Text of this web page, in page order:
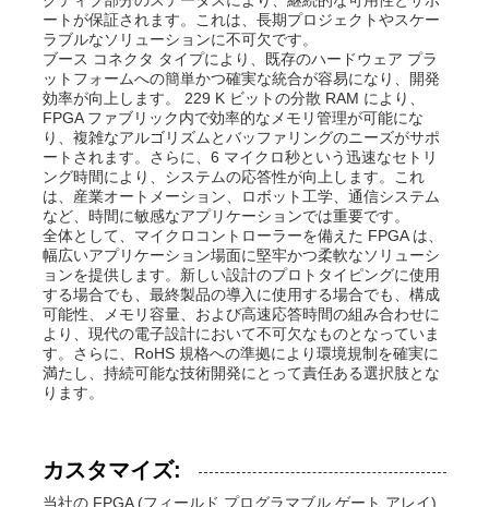
ートが保証されます。これは、長期プロジェクトやスケー
ラブルなソリューションに不可欠です。
ブース コネクタ タイプにより、既存のハードウェア プラ
ットフォームへの簡単かつ確実な統合が容易になり、開発
効率が向上します。 229 K ビットの分散 RAM により、
FPGA ファブリック内で効率的なメモリ管理が可能にな
り、複雑なアルゴリズムとバッファリングのニーズがサポ
ートされます。さらに、6 マイクロ秒という迅速なセトリ
ング時間により、システムの応答性が向上します。これ
は、産業オートメーション、ロボット工学、通信システム
など、時間に敏感なアプリケーションでは重要です。
全体として、マイクロコントローラーを備えた FPGA は、
幅広いアプリケーション場面に堅牢かつ柔軟なソリューシ
ョンを提供します。新しい設計のプロトタイピングに使用
する場合でも、最終製品の導入に使用する場合でも、構成
可能性、メモリ容量、および高速応答時間の組み合わせに
より、現代の電子設計において不可欠なものとなっていま
す。さらに、RoHS 規格への準拠により環境規制を確実に
満たし、持続可能な技術開発にとって責任ある選択肢とな
ります。
カスタマイズ:
当社の FPGA (フィールド プログラマブル ゲート アレイ)